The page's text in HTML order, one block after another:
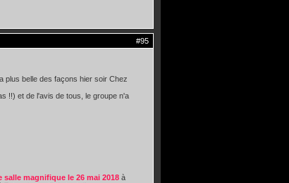
#95
plus belle des façons hier soir Chez
!!) et de l'avis de tous, le groupe n'a
magnifique le 26 mai 2018 à